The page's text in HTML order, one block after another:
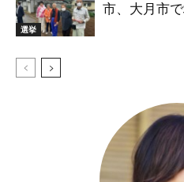
選挙
市、大月市